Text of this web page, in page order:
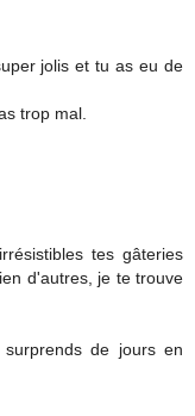
jolis et tu as eu de
trop mal.
tes gâteries
d'autres, je te trouve
de jours en